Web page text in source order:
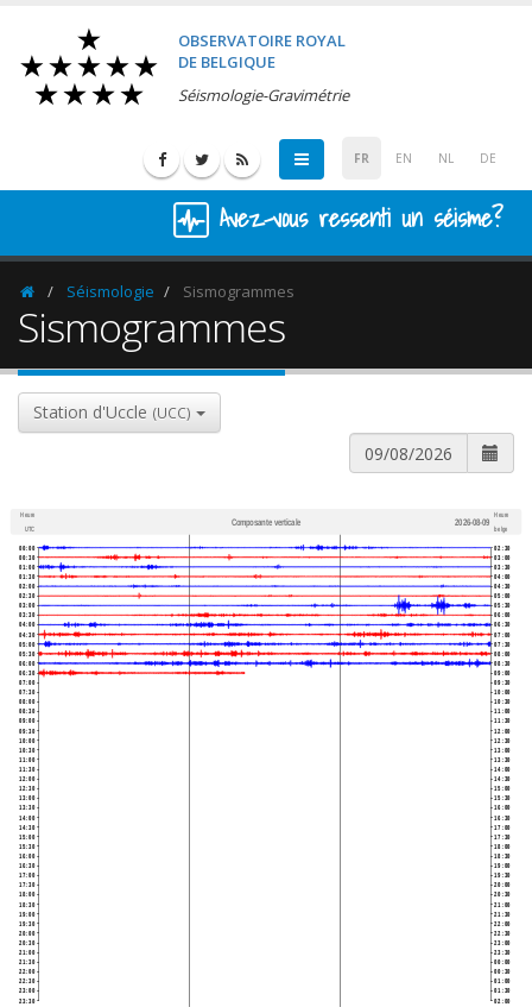
OBSERVATOIRE ROYAL
DE BELGIQUE
Séismologie-Gravimétrie
FR EN NL DE
Avez-vous ressenti un séisme?
HomepageSéismologie Sismogrammes
Sismogrammes
Station d'Uccle (UCC)
Heure
UTC
Composante verticale 2026-08-09
Heure
belge
00:00
00:30
01:00
01:30
02:00
02:30
03:00
03:30
04:00
04:30
05:00
05:30
06:00
06:30
07:00
07:30
08:00
08:30
09:00
09:30
10:00
10:30
11:00
11:30
12:00
12:30
13:00
13:30
14:00
14:30
15:00
15:30
16:00
16:30
17:00
17:30
18:00
18:30
19:00
19:30
20:00
20:30
21:00
21:30
22:00
22:30
23:00
23:30
02:30
03:00
03:30
04:00
04:30
05:00
05:30
06:00
06:30
07:00
07:30
08:00
08:30
09:00
09:30
10:00
10:30
11:00
11:30
12:00
12:30
13:00
13:30
14:00
14:30
15:00
15:30
16:00
16:30
17:00
17:30
18:00
18:30
19:00
19:30
20:00
20:30
21:00
21:30
22:00
22:30
23:00
23:30
00:00
00:30
01:00
01:30
02:00